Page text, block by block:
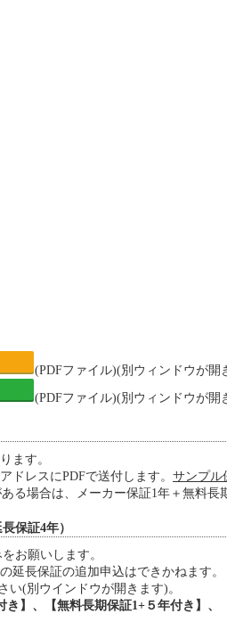
(PDFファイル)(別ウィンドウが開
(PDFファイル)(別ウィンドウが開
ます。
ドレスにPDFで送付します。 サンプル
る場合は、メーカー保証1年＋無料長
保証4年）
お願いします。
長保証の追加申込はできかねます。
い(別ウインドウが開きます)。
】、【無料長期保証1+５年付き】、